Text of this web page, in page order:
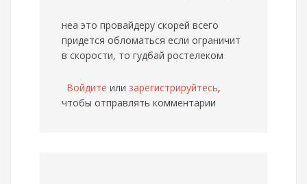
неа это провайдеру скорей всего
придется обломаться если ограничит
в скорости, то гудбай ростелеком
Войдите или зарегистрируйтесь,
чтобы отправлять комментарии